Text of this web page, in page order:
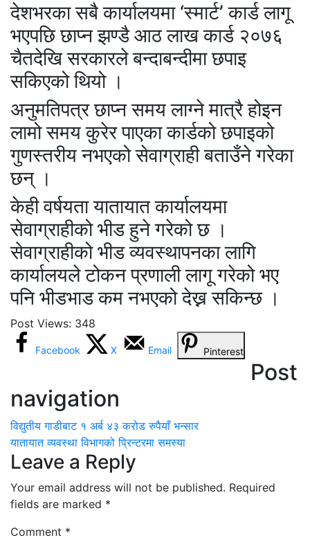
देशभरका सबै कार्यालयमा ‘स्मार्ट’ कार्ड लागू
भएपछि छाप्न झण्डै आठ लाख कार्ड २०७६
चैतदेखि सरकारले बन्दाबन्दीमा छपाइ
सकिएको थियो ।
अनुमतिपत्र छाप्न समय लाग्ने मात्रै होइन
लामो समय कुरेर पाएका कार्डको छपाइको
गुणस्तरीय नभएको सेवाग्राही बताउँने गरेका
छन् ।
केही वर्षयता यातायात कार्यालयमा
सेवाग्राहीको भीड हुने गरेको छ ।
सेवाग्राहीको भीड व्यवस्थापनका लागि
कार्यालयले टोकन प्रणाली लागू गरेको भए
पनि भीडभाड कम नभएको देख्न सकिन्छ ।
Post Views: 348
Facebook X Email Pinterest
Post
navigation
विद्युतीय गाडीबाट १ अर्ब ४३ करोड रुपैयाँ भन्सार
यातायात व्यवस्था विभागको प्रिन्टरमा समस्या
Leave a Reply
Your email address will not be published. Required
fields are marked *
Comment *